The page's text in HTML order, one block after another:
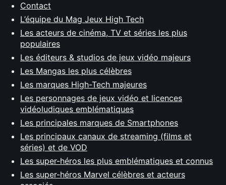
Contact
L’équipe du Mag Jeux High Tech
Les acteurs de cinéma, TV et séries les plus
populaires
Les éditeurs & studios de jeux vidéo majeurs
Les Mangas les plus célèbres
Les marques High-Tech majeures
Les personnages de jeux vidéo et licences
vidéoludiques emblématiques
Les principales marques de Smartphones
Les principaux canaux de streaming (films et
séries) et de VOD
Les super-héros les plus emblématiques et connus
Les super-héros Marvel célèbres et acteurs